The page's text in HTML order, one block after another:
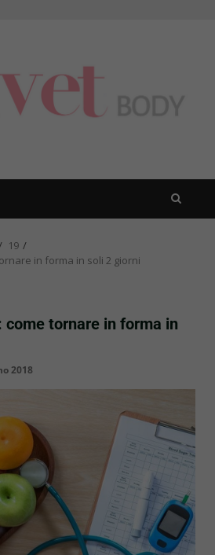
19
in forma in soli 2 giorni
come tornare in forma in
2018